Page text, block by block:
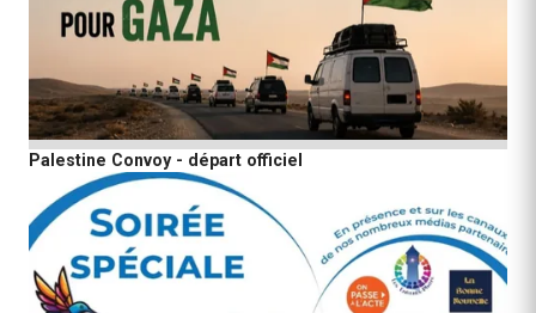
Palestine Convoy - départ officiel